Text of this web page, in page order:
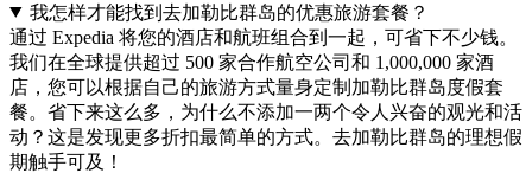
我怎样才能找到去加勒比群岛的优惠旅游套餐？
通过 Expedia 将您的酒店和航班组合到一起，可省下不少钱。
我们在全球提供超过 500 家合作航空公司和 1,000,000 家酒
店，您可以根据自己的旅游方式量身定制加勒比群岛度假套
餐。省下来这么多，为什么不添加一两个令人兴奋的观光和活
动？这是发现更多折扣最简单的方式。去加勒比群岛的理想假
期触手可及！